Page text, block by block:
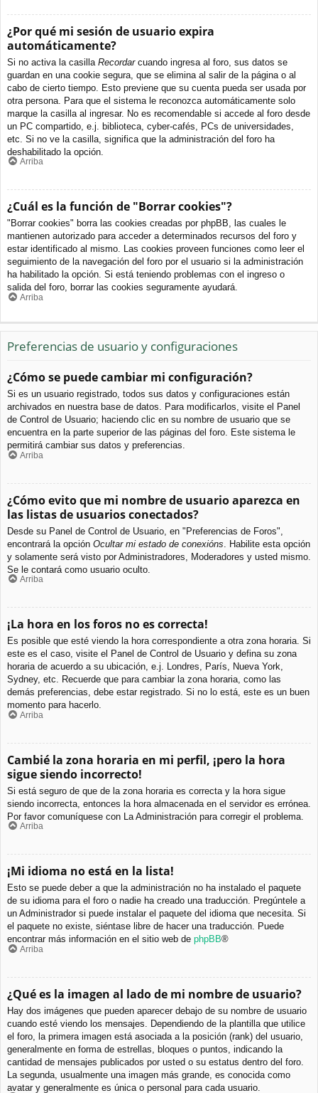
¿Por qué mi sesión de usuario expira
automáticamente?
Si no activa la casilla Recordarcuando ingresa al foro, sus datos se
guardan en una cookie segura, que se elimina al salir de la página o al
cabo de cierto tiempo. Esto previene que su cuenta pueda ser usada por
otra persona. Para que el sistema le reconozca automáticamente solo
marque la casilla al ingresar. No es recomendable si accede al foro desde
un PC compartido, e.j. biblioteca, cyber-cafés, PCs de universidades,
etc. Si no ve la casilla, significa que la administración del foro ha
deshabilitado la opción.
Arriba
¿Cuál es la función de "Borrar cookies"?
"Borrar cookies" borra las cookies creadas por phpBB, las cuales le
mantienen autorizado para acceder a determinados recursos del foro y
estar identificado al mismo. Las cookies proveen funciones como leer el
seguimiento de la navegación del foro por el usuario si la administración
ha habilitado la opción. Si está teniendo problemas con el ingreso o
salida del foro, borrar las cookies seguramente ayudará.
Arriba
Preferencias de usuario y configuraciones
¿Cómo se puede cambiar mi configuración?
Si es un usuario registrado, todos sus datos y configuraciones están
archivados en nuestra base de datos. Para modificarlos, visite el Panel
de Control de Usuario; haciendo clic en su nombre de usuario que se
encuentra en la parte superior de las páginas del foro. Este sistema le
permitirá cambiar sus datos y preferencias.
Arriba
¿Cómo evito que mi nombre de usuario aparezca en
las listas de usuarios conectados?
Desde su Panel de Control de Usuario, en "Preferencias de Foros",
encontrará la opción Ocultar mi estado de conexións . Habilite esta opción
y solamente será visto por Administradores, Moderadores y usted mismo.
Se le contará como usuario oculto.
Arriba
¡La hora en los foros no es correcta!
Es posible que esté viendo la hora correspondiente a otra zona horaria. Si
este es el caso, visite el Panel de Control de Usuario y defina su zona
horaria de acuerdo a su ubicación, e.j. Londres, París, Nueva York,
Sydney, etc. Recuerde que para cambiar la zona horaria, como las
demás preferencias, debe estar registrado. Si no lo está, este es un buen
momento para hacerlo.
Arriba
Cambié la zona horaria en mi perfil, ¡pero la hora
sigue siendo incorrecto!
Si está seguro de que de la zona horaria es correcta y la hora sigue
siendo incorrecta, entonces la hora almacenada en el servidor es errónea.
Por favor comuníquese con La Administración para corregir el problema.
Arriba
¡Mi idioma no está en la lista!
Esto se puede deber a que la administración no ha instalado el paquete
de su idioma para el foro o nadie ha creado una traducción. Pregúntele a
un Administrador si puede instalar el paquete del idioma que necesita. Si
el paquete no existe, siéntase libre de hacer una traducción. Puede
encontrar más información en el sitio web de phpBB®
Arriba
¿Qué es la imagen al lado de mi nombre de usuario?
Hay dos imágenes que pueden aparecer debajo de su nombre de usuario
cuando esté viendo los mensajes. Dependiendo de la plantilla que utilice
el foro, la primera imagen está asociada a la posición (rank) del usuario,
generalmente en forma de estrellas, bloques o puntos, indicando la
cantidad de mensajes publicados por usted o su estatus dentro del foro.
La segunda, usualmente una imagen más grande, es conocida como
avatar y generalmente es única o personal para cada usuario.